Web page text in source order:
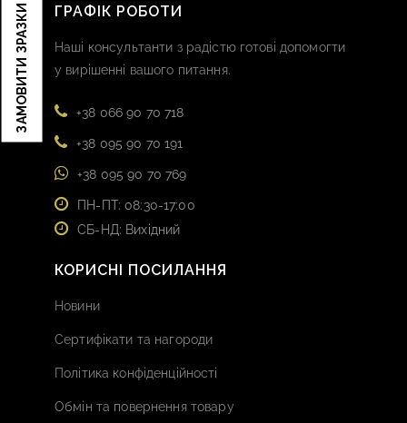
ЗАМОВИТИ ЗРАЗКИ ГРАФІК РОБОТИ
Наші консультанти з радістю готові допомогти
у вирішенні вашого питання.
+38 066 90 70 718
+38 095 90 70 191
+38 095 90 70 769
ПН-ПТ: 08:30-17:00
СБ-НД: Вихідний
КОРИСНІ ПОСИЛАННЯ
Новини
Сертифікати та нагороди
Політика конфіденційності
Обмін та повернення товару